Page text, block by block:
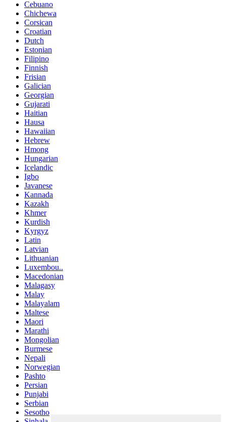
Cebuano
Chichewa
Corsican
Croatian
Dutch
Estonian
Filipino
Finnish
Frisian
Galician
Georgian
Gujarati
Haitian
Hausa
Hawaiian
Hebrew
Hmong
Hungarian
Icelandic
Igbo
Javanese
Kannada
Kazakh
Khmer
Kurdish
Kyrgyz
Latin
Latvian
Lithuanian
Luxembou..
Macedonian
Malagasy
Malay
Malayalam
Maltese
Maori
Marathi
Mongolian
Burmese
Nepali
Norwegian
Pashto
Persian
Punjabi
Serbian
Sesotho